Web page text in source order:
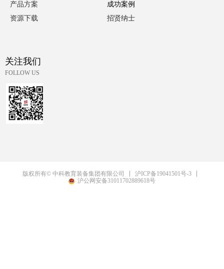
关注我们
FOLLOW US
产品方案
资源下载
成功案例
招贤纳士
版权所有© 中科教育装备集团有限公司
沪ICP备19041501号-3
沪公网安备31011702889618号